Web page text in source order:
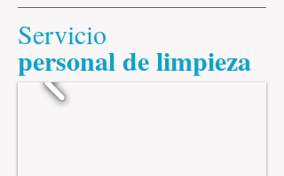
Servicio
​personal de limpieza